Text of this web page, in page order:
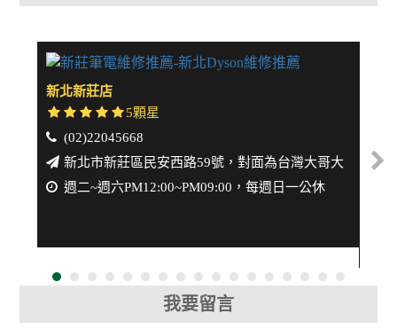
新北新莊店
5顆星
(02)22045668
新北市新莊區民安西路59號，對面為台灣大哥大
週二~週六PM12:00~PM09:00，每週日一公休
我要留言